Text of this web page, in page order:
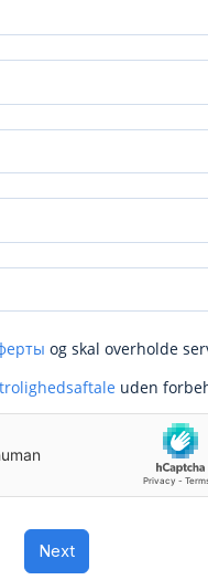
og skal overholde
uden